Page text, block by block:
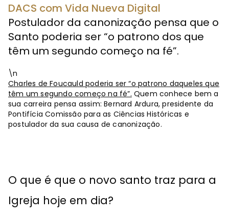
DACS com Vida Nueva Digital
Postulador da canonização pensa que o
Santo poderia ser “o patrono dos que
têm um segundo começo na fé”.
\n
Charles de Foucauld poderia ser “o patrono daqueles que
têm um segundo começo na fé”. Quem conhece bem a
sua carreira pensa assim: Bernard Ardura, presidente da
Pontifícia Comissão para as Ciências Históricas e
postulador da sua causa de canonização.
O que é que o novo santo traz para a
Igreja hoje em dia?